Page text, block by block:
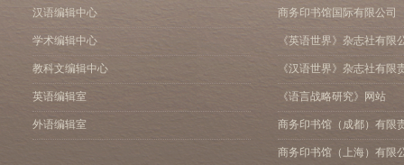
汉语编辑中心
学术编辑中心
教科文编辑中心
英语编辑室
外语编辑室
商务印书馆国际有限公司
《英语世界》杂志社有限
《汉语世界》杂志社有限
《语言战略研究》网站
商务印书馆（成都）有限
商务印书馆（上海）有限